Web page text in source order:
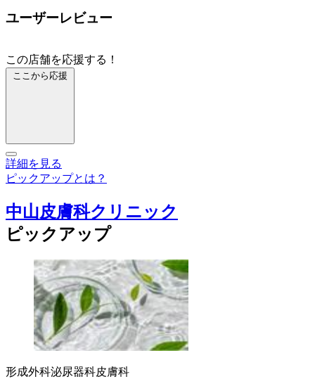
ユーザーレビュー
この店舗を応援する！
ここから応援
詳細を見る
ピックアップとは？
中山皮膚科クリニック
ピックアップ
形成外科泌尿器科皮膚科